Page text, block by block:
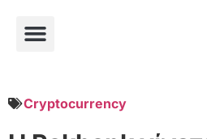
Cryptocurrency